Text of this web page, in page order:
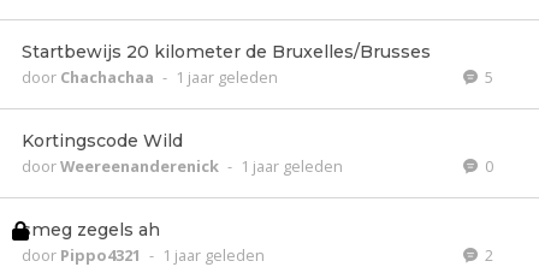
Startbewijs 20 kilometer de Bruxelles/Brusses
door Chachachaa - 1 jaar geleden 5
Kortingscode Wild
doorWeereenanderenick - 1 jaar geleden 0
smeg zegels ah
door Pippo4321 - 1 jaar geleden 2